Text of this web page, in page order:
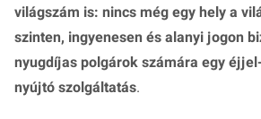
világszám is: nincs még egy hely a
szinten, ingyenesen és alanyi jogon
nyugdíjas polgárok számára egy
nyújtó szolgáltatás.